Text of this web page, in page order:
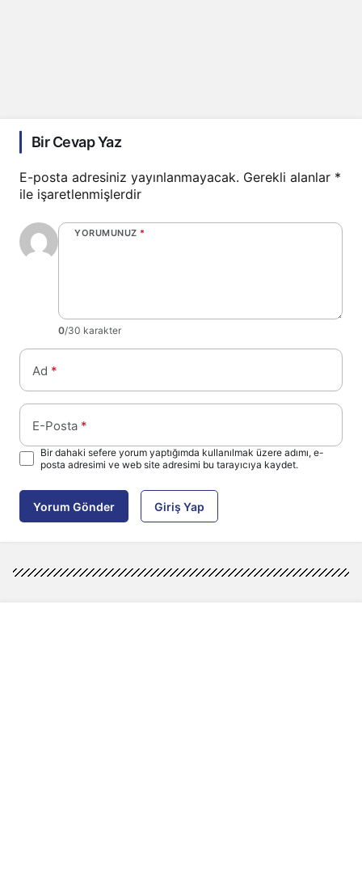
Bir Cevap Yaz
E-posta adresiniz yayınlanmayacak. Gerekli alanlar *
ile işaretlenmişlerdir
YORUMUNUZ *
0/30 karakter
Ad *
E-Posta *
Bir dahaki sefere yorum yaptığımda kullanılmak üzere adımı, e-
posta adresimi ve web site adresimi bu tarayıcıya kaydet.
Yorum Gönder Giriş Yap